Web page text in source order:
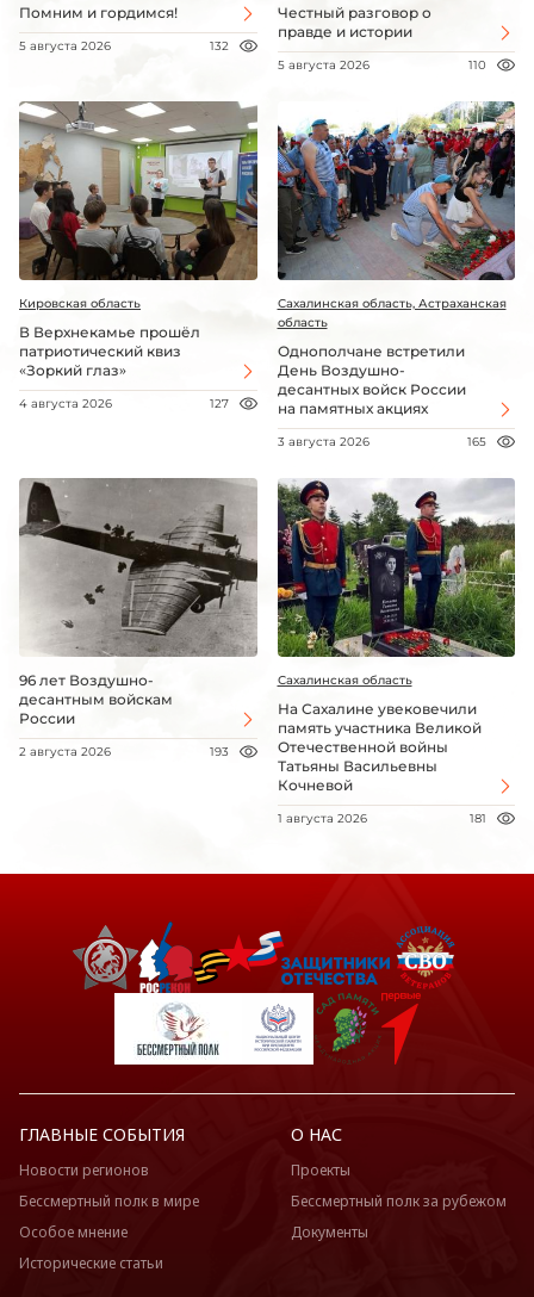
Помним и гордимся!
5 августа 2026 132
Честный разговор о
правде и истории
5 августа 2026 110
Кировская область
В Верхнекамье прошёл
патриотический квиз
«Зоркий глаз»
4 августа 2026 127
Сахалинская область, Астраханская
область
Однополчане встретили
День Воздушно-
десантных войск России
на памятных акциях
3 августа 2026 165
96 лет Воздушно-
десантным войскам
России
2 августа 2026 193
Сахалинская область
На Сахалине увековечили
память участника Великой
Отечественной войны
Татьяны Васильевны
Кочневой
1 августа 2026 181
ГЛАВНЫЕ СОБЫТИЯ
Новости регионов
Бессмертный полк в мире
Особое мнение
Исторические статьи
О НАС
Проекты
Бессмертный полк за рубежом
Документы